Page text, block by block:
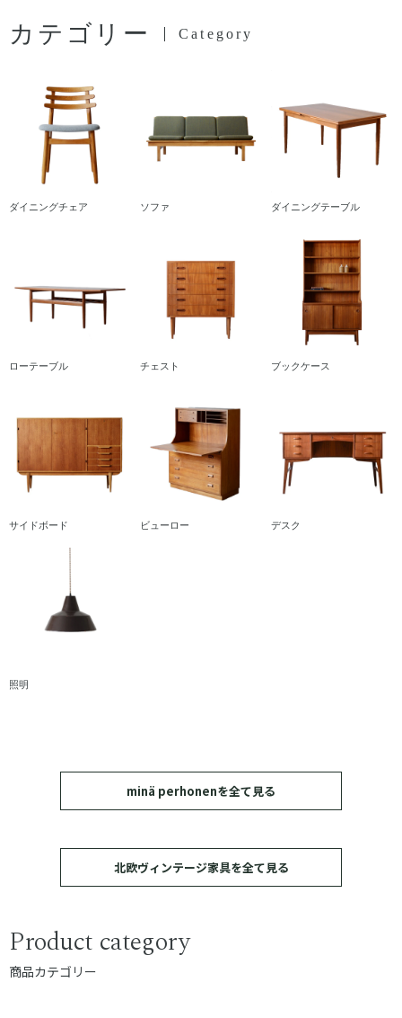
カテゴリー Category
ダイニングチェア ソファ ダイニングテーブル
ローテーブル チェスト ブックケース
サイドボード ビューロー デスク
照明
minä perhonenを全て見る
北欧ヴィンテージ家具を全て見る
Product category
商品カテゴリー